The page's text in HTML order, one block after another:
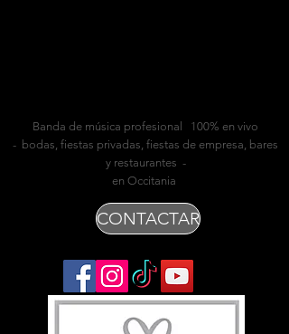
Banda de música profesional 100% en vivo
- bodas, fiestas privadas, fiestas de empresa, bares
y restaurantes -
en Occitania
CONTACTAR